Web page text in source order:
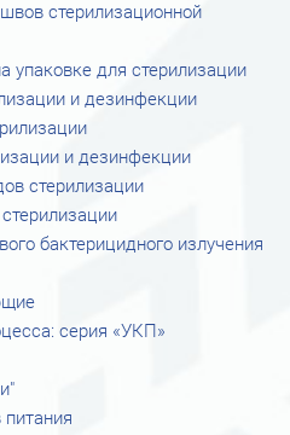
стерилизационной
упаковке для стерилизации
и дезинфекции
и дезинфекции
стерилизации
бактерицидного излучения
серия «УКП»